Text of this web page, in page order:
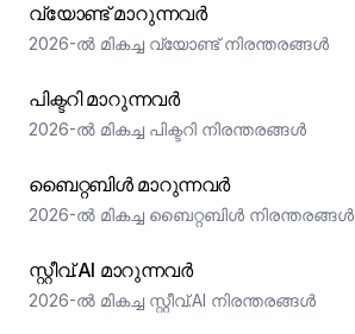
വ്യോണ്ട് മാറുന്നവർ
2026-ൽ മികച്ച വ്യോണ്ട് നിരന്തരങ്ങൾ
പിക്ടറി മാറുന്നവർ
2026-ൽ മികച്ച പിക്ടറി നിരന്തരങ്ങൾ
ബൈറ്റബിൾ മാറുന്നവർ
2026-ൽ മികച്ച ബൈറ്റബിൾ നിരന്തരങ്ങൾ
സ്റ്റീവ്.AI മാറുന്നവർ
2026-ൽ മികച്ച സ്റ്റീവ്.AI നിരന്തരങ്ങൾ